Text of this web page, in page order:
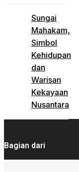
Sungai
Mahakam,
Simbol
Kehidupan
dan
Warisan
Kekayaan
Nusantara
Bagian dari